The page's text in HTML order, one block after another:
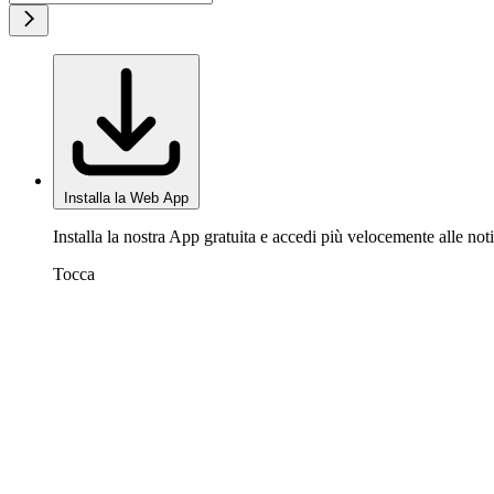
Installa la Web App
Installa la nostra App gratuita e accedi più velocemente alle
Tocca